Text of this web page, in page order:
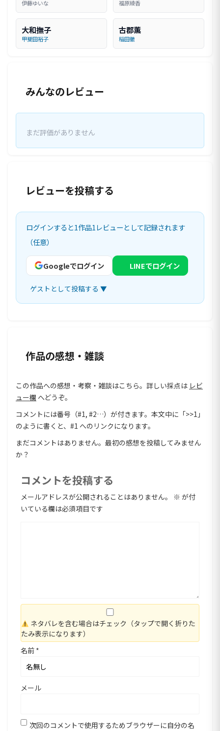
伊藤ゆいな 福原綾香
大和撫子
甲斐田裕子
古郡薫
稲田徹
みんなのレビュー
まだ評価がありません
レビューを投稿する
ログインすると1作品1レビューとして記録されます
（任意）
Googleでログイン LINEでログイン
ゲストとして投稿する ▼
作品の感想・雑談
この作品への感想・考察・雑談はこちら。詳しい採点は レビ
ュー欄 へどうぞ。
コメントには番号（#1, #2…）が付きます。本文中に「>>1」
のように書くと、#1 へのリンクになります。
まだコメントはありません。最初の感想を投稿してみません
か？
コメントを投稿する
メールアドレスが公開されることはありません。 ※ が付
いている欄は必須項目です
ネタバレを含む場合はチェック（タップで開く折りた
たみ表示になります）
名前 *
メール
次回のコメントで使用するためブラウザーに自分の名